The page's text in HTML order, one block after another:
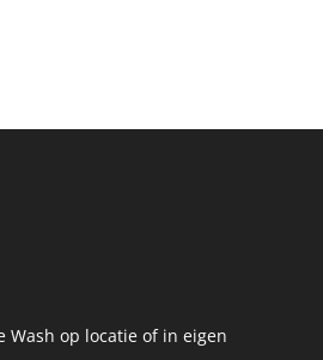
Wash op locatie of in eigen